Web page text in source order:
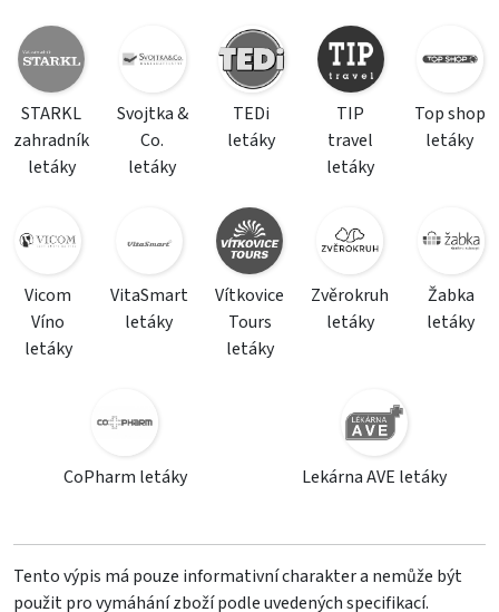
STARKL
zahradník
letáky
Svojtka &
Co.
letáky
TEDi
letáky
TIP
travel
letáky
Top shop
letáky
Vicom
Víno
letáky
VitaSmart
letáky
Vítkovice
Tours
letáky
Zvěrokruh
letáky
Žabka
letáky
CoPharm letáky Lekárna AVE letáky
Tento výpis má pouze informativní charakter a nemůže být
použit pro vymáhání zboží podle uvedených specifikací.